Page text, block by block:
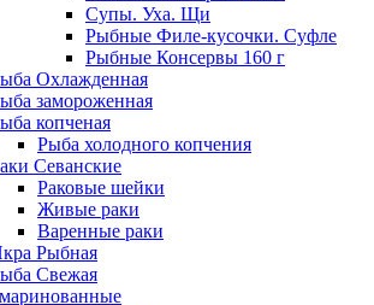
Супы. Уха. Щи
Рыбные Филе-кусочки. Суфле
Рыбные Консервы 160 г
Охлажденная
замороженная
копченая
Рыба холодного копчения
Севанские
Раковые шейки
Живые раки
Варенные раки
Рыбная
Свежая